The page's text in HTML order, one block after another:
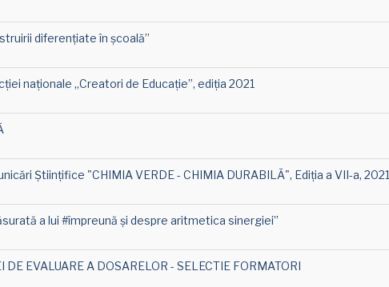
diferențiate în școală”
naționale „Creatori de Educație”, ediția 2021
Științifice "CHIMIA VERDE - CHIMIA DURABILĂ", Ediția a VII-a, 2021
a lui #împreună și despre aritmetica sinergiei”
DE EVALUARE A DOSARELOR - SELECTIE FORMATORI